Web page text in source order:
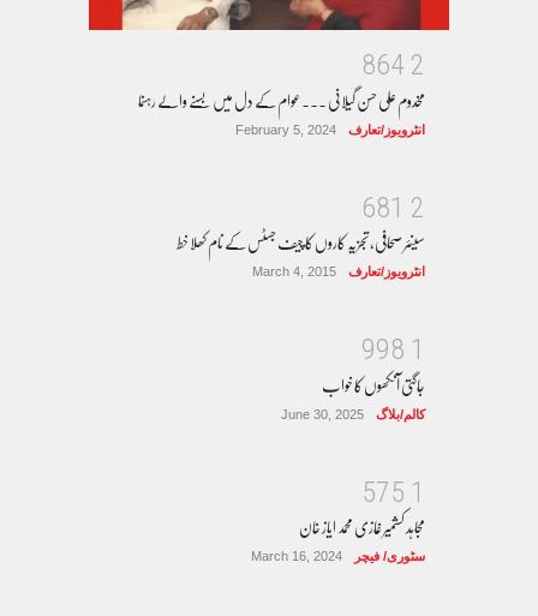
2
4
6
8
مخدوم علی حسن گیلانی ۔۔۔عوام کے دل میں بسنے والے رہنما
انٹرویوز/تعارف February 5, 2024
2
1
8
6
سینئر صحافی، تجزیہ کاروں کا چیف جسٹس کے نام کھلا خط
انٹرویوز/تعارف March 4, 2015
1
8
9
9
جاگتی آنکھوں کا خواب
کالم/بلاگ June 30, 2025
1
5
7
5
مجاہد کشمیر غازی محمد ایاز خان
سٹوری/ فیچر March 16, 2024